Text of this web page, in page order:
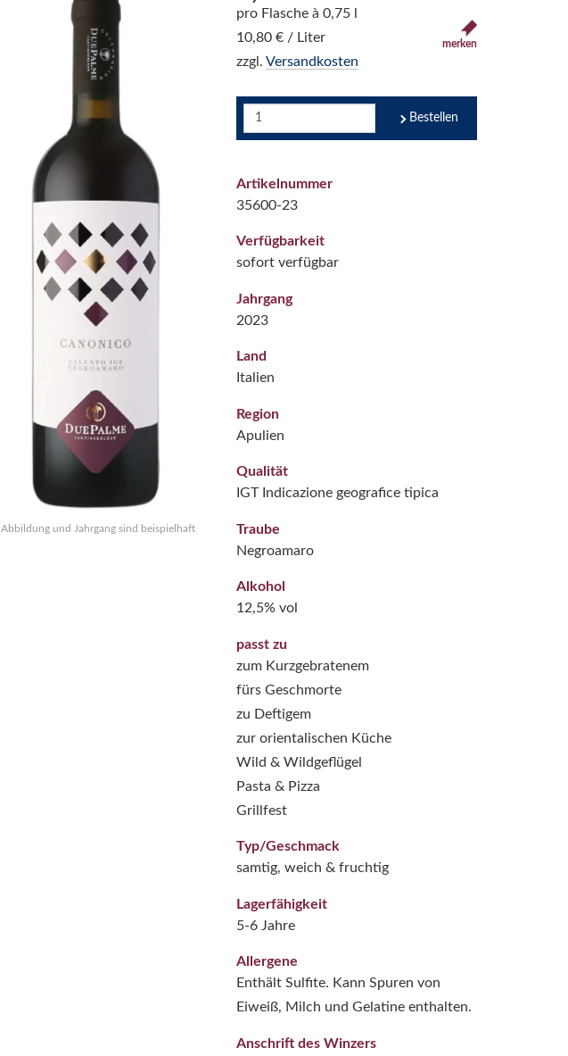
Abbildung und Jahrgang sind beispielhaft
pro Flasche à 0,75 l
10,80 € / Liter
zzgl. Versandkosten
merken
Bestellen
Artikelnummer
35600-23
Verfügbarkeit
sofort verfügbar
Jahrgang
2023
Land
Italien
Region
Apulien
Qualität
IGT Indicazione geografice tipica
Traube
Negroamaro
Alkohol
12,5% vol
passt zu
zum Kurzgebratenem
fürs Geschmorte
zu Deftigem
zur orientalischen Küche
Wild & Wildgeflügel
Pasta & Pizza
Grillfest
Typ/Geschmack
samtig, weich & fruchtig
Lagerfähigkeit
5-6 Jahre
Allergene
Enthält Sulfite. Kann Spuren von
Eiweiß, Milch und Gelatine enthalten.
Anschrift des Winzers